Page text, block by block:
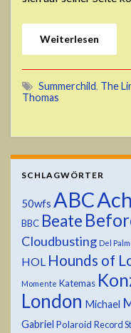
Weiterlesen
Summerchild, The
Thomas
SCHLAGWÖRTER
50wfs ABC
BBC Beate
Cloudbusting Del
HOL Hounds of
Momente Katemas
London Michael
Gabriel Polaroid Record